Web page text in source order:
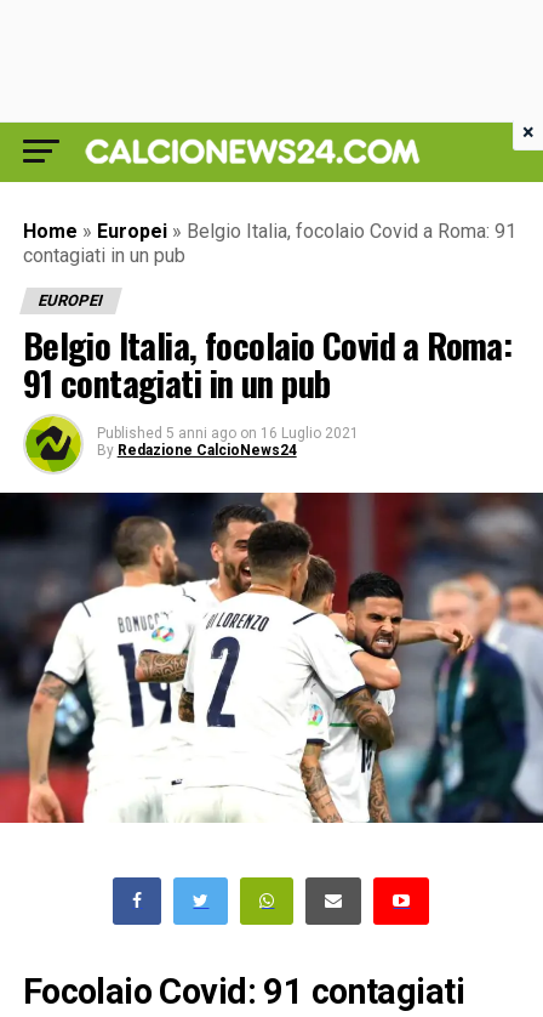
Home » Europei » Belgio Italia, focolaio Covid a Roma: 91
contagiati in un pub
EUROPEI
Belgio Italia, focolaio Covid a Roma:
91 contagiati in un pub
Published 5 anni ago on 16 Luglio 2021
By Redazione CalcioNews24
Focolaio Covid: 91 contagiati
×